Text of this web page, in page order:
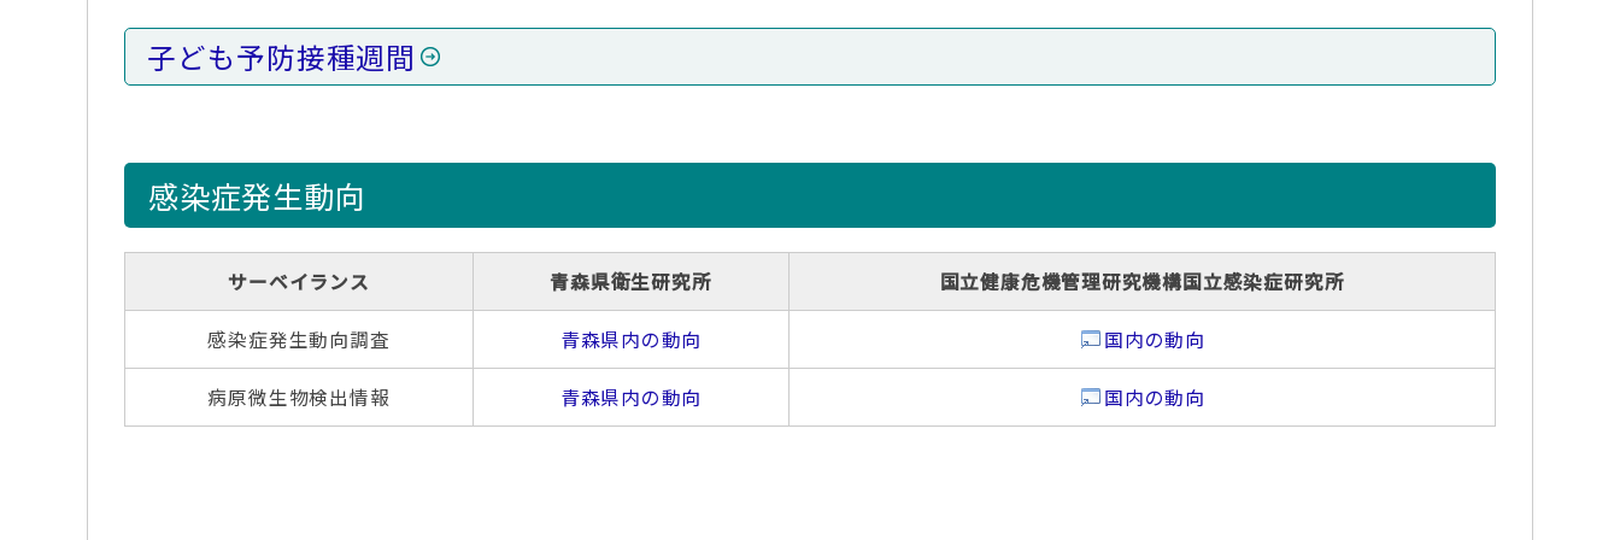
子ども予防接種週間
感染症発生動向
サーベイランス 青森県衛生研究所 国立健康危機管理研究機構国立感染症研究所
感染症発生動向調査 青森県内の動向 国内の動向
病原微生物検出情報 青森県内の動向 国内の動向